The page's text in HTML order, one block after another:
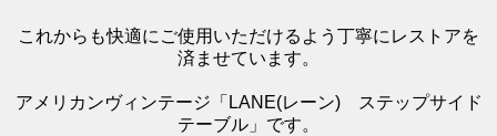
これからも快適にご使用いただけるよう丁寧にレストアを
済ませています。
アメリカンヴィンテージ「LANE(レーン) ステップサイド
テーブル」です。